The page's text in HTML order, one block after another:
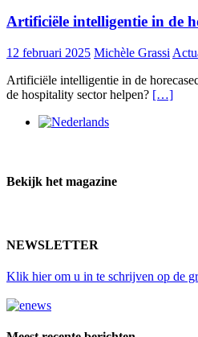
Artificiële intelligentie in de
12 februari 2025 Michèle Grassi
Artificiële intelligentie in de
de hospitality sector helpen? […]
Bekijk het magazine
NEWSLETTER
Klik hierom u in te schrijven op de